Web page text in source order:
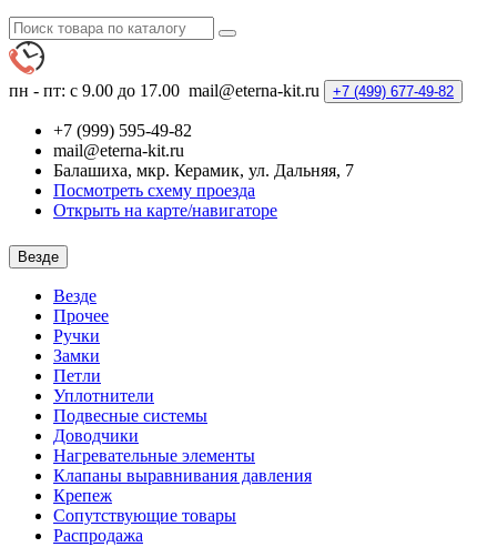
пн - пт: с 9.00 до 17.00 mail@eterna-kit.ru +7 (499) 677-49-82
+7 (999) 595-49-82
mail@eterna-kit.ru
Балашиха, мкр. Керамик, ул. Дальняя, 7
Посмотреть схему проезда
Открыть на карте/навигаторе
Везде
Везде
Прочее
Ручки
Замки
Петли
Уплотнители
Подвесные системы
Доводчики
Нагревательные элементы
Клапаны выравнивания давления
Крепеж
Сопутствующие товары
Распродажа